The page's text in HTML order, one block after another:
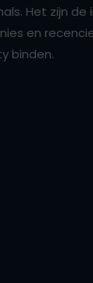
Het zijn de
en
binden.